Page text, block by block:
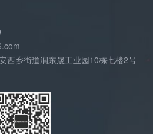
西乡街道润东晟工业园10栋七楼2号